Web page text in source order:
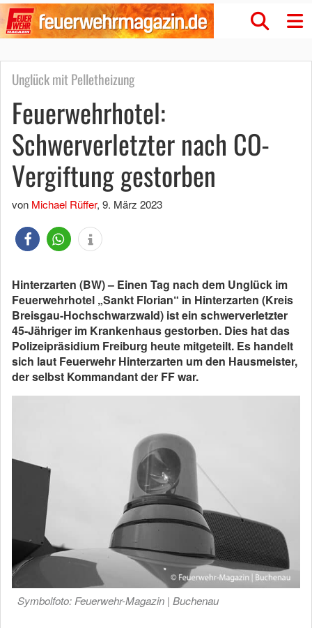
Unglück mit Pelletheizung
Feuerwehrhotel:
Schwerverletzter nach CO-
Vergiftung gestorben
von Michael Rüffer, 9. März 2023
Hinterzarten (BW) – Einen Tag nach dem Unglück im
Feuerwehrhotel „Sankt Florian“ in Hinterzarten (Kreis
Breisgau-Hochschwarzwald) ist ein schwerverletzter
45-Jähriger im Krankenhaus gestorben. Dies hat das
Polizeipräsidium Freiburg heute mitgeteilt. Es handelt
sich laut Feuerwehr Hinterzarten um den Hausmeister,
der selbst Kommandant der FF war.
Symbolfoto: Feuerwehr-Magazin | Buchenau